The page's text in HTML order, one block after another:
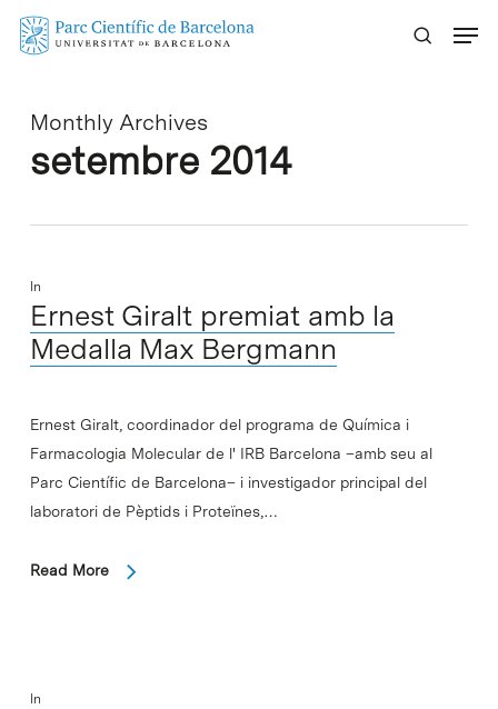
Skip
Monthly Archives
setembre 2014
In
Ernest Giralt premiat amb la
Medalla Max Bergmann
Ernest Giralt, coordinador del programa de Química i
Farmacologia Molecular de l' IRB Barcelona –amb seu al
Parc Científic de Barcelona– i investigador principal del
laboratori de Pèptids i Proteïnes,…
Read More
In